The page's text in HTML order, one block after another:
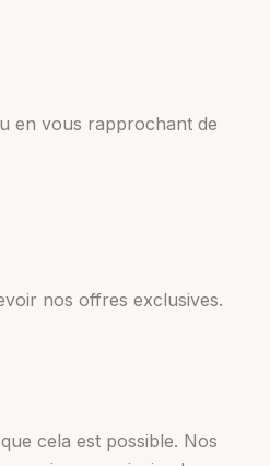
en vous rapprochant de
nos offres exclusives.
cela est possible. Nos